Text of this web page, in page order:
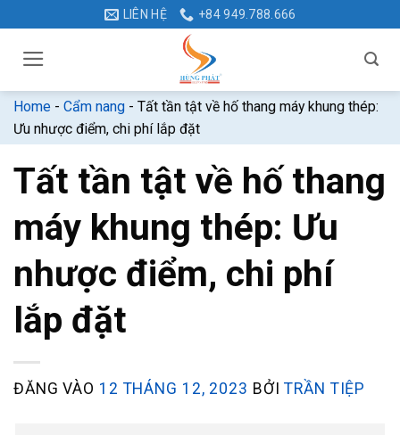
dung
LIÊN HỆ +84 949.788.666
Home - Cẩm nang - Tất tần tật về hố thang máy khung thép:
Ưu nhược điểm, chi phí lắp đặt
Tất tần tật về hố thang
máy khung thép: Ưu
nhược điểm, chi phí
lắp đặt
ĐĂNG VÀO 12 THÁNG 12, 2023 BỞITRẦN TIỆP